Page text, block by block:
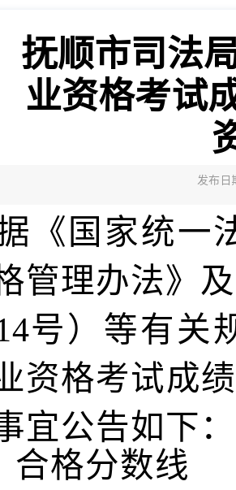
抚顺市司法
业资格考试
发布
《国家统一
管理办法》
号）等有关
资格考试成
宜公告如下：
合格分数线